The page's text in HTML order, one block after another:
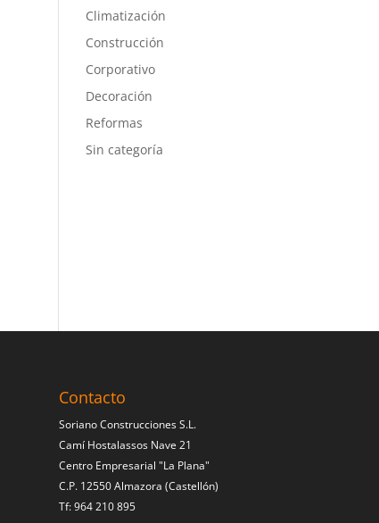
Climatización
Construcción
Corporativo
Decoración
Reformas
Sin categoría
Contacto
Soriano Construcciones S.L.
Camí Hostalassos Nave 21
Centro Empresarial "La Plana"
C.P. 12550 Almazora (Castellón)
Tf: 964 210 895